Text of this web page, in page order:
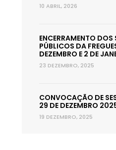
10 ABRIL, 2026
ENCERRAMENTO DOS
PÚBLICOS DA
DEZEMBRO E 2 DE
23 DEZEMBRO, 2025
CONVOCAÇÃO DE
29 DE DEZEMBRO
19 DEZEMBRO, 2025